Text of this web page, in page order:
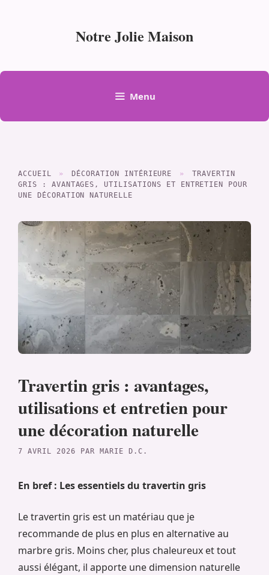
Notre Jolie Maison
Menu
ACCUEIL » DÉCORATION INTÉRIEURE »
TRAVERTIN
GRIS : AVANTAGES, UTILISATIONS ET ENTRETIEN POUR
UNE DÉCORATION NATURELLE
Travertin gris : avantages,
utilisations et entretien pour
une décoration naturelle
7 AVRIL 2026 PAR MARIE D.C.
En bref : Les essentiels du travertin gris
Le travertin gris est un matériau que je
recommande de plus en plus en alternative au
marbre gris. Moins cher, plus chaleureux et tout
aussi élégant, il apporte une dimension naturelle